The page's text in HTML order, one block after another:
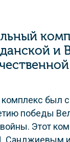
и
был
победы
Этот
Санджиевым